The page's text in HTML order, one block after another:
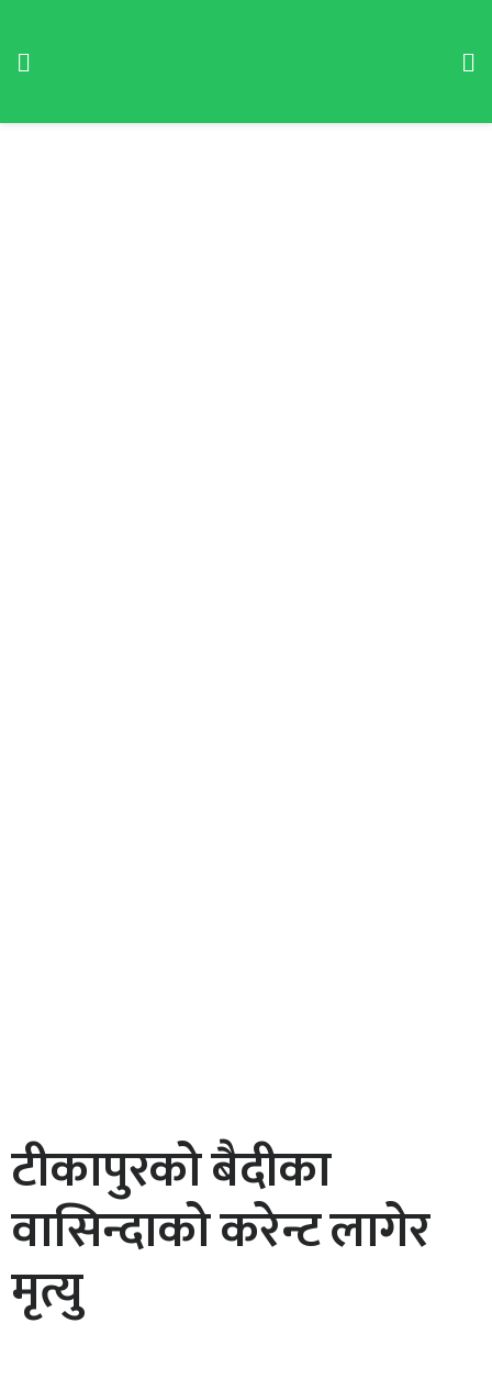
टीकापुरको बैदीका
वासिन्दाको करेन्ट लागेर
मृत्यु